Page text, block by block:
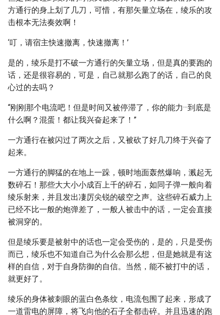
方通行的身上划了几刀，可惜，有那矢量立场在，绫乐的攻
击根本无法奏效啊！
‘叮，请宿主快速撤离，快速撤离！’
是的，绫乐是打不破一方通行的矢量立场，但是真的要跑的
话，还是很容易的，可是，自己就那么跑了的话，自己的良
心过的去吗？
“刚刚那个电流吧！但是时间又被停滞了，你的能力···到底是
什么啊？混蛋！都让我兴奋起来了！”
一方通行在被闪过了两次之后，又被砍了好几刀终于兴奋了
起来。
一方通行的脚猛的在地上一跺，顿时地面轰然爆响，溅起无
数碎石！那些大大小小成百上千的碎石，如同子弹一般向着
绫乐射来，并且发出凄厉尖锐的破空之声。这些碎石威力上
已经不比一般的炮弹差了，一般人被击中的话，一定会直接
被洞穿的。
但是绫乐要是被射中的话也一定会受伤的，是的，只是受伤
而已，绫乐也不知道自己为什么会那么想，但是她就是有这
样的自信，对于自身防御的自信。当然，能不被打中的话，
就更好了。
绫乐的身体被刺眼的蓝白色条纹，电流包围了起来，形成了
一道雷电的屏障，将飞向他的石子全都击碎。并且迅速的跑